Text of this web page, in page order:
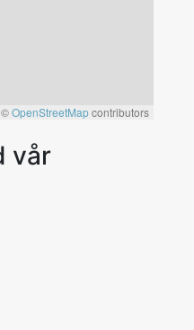
©OpenStreetMapcontributors
vår